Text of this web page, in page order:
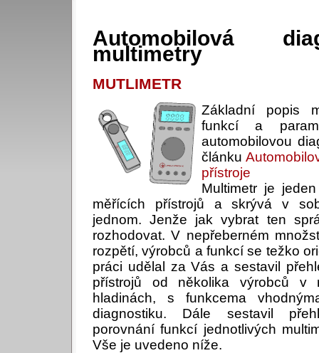
Automobilová
multimetry
MUTLIMETR
Základní popis
funkcí a
automobilovou
článku
přístroje
Multimetr je
měřících přístrojů a skrývá v
jednom. Jenže jak vybrat ten
rozhodovat. V nepřeberném
rozpětí, výrobců a funkcí se težko
práci udělal za Vás a sestavil
přístrojů od několika výrobců v
hladinách, s funkcema
diagnostiku. Dále sestavil
porovnání funkcí jednotlivých
Vše je uvedeno níže.